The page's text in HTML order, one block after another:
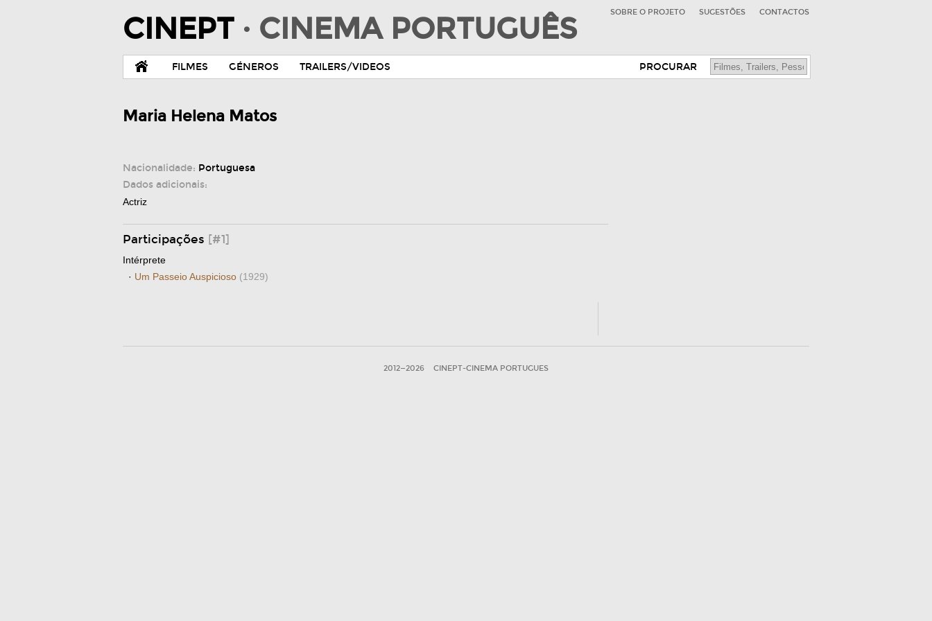
CINEPT · CINEMA PORTUGUÊS SOBRE O PROJETO SUGESTÕES CONTACTOS
FILMES GÉNEROS TRAILERS/VIDEOS PROCURAR
Maria Helena Matos
Nacionalidade: Portuguesa
Dados adicionais:
Actriz
Participações [#1]
Intérprete
· Um Passeio Auspicioso (1929)
2012—2026 CINEPT-CINEMA PORTUGUES